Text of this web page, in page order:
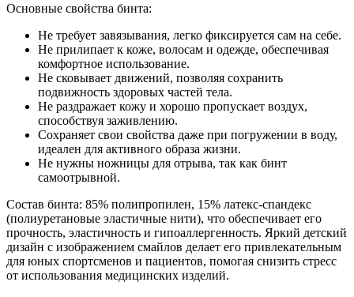
Основные свойства бинта:
Не требует завязывания, легко фиксируется сам на себе.
Не прилипает к коже, волосам и одежде, обеспечивая
комфортное использование.
Не сковывает движений, позволяя сохранить
подвижность здоровых частей тела.
Не раздражает кожу и хорошо пропускает воздух,
способствуя заживлению.
Сохраняет свои свойства даже при погружении в воду,
идеален для активного образа жизни.
Не нужны ножницы для отрыва, так как бинт
самоотрывной.
Состав бинта: 85% полипропилен, 15% латекс-спандекс
(полиуретановые эластичные нити), что обеспечивает его
прочность, эластичность и гипоаллергенность. Яркий детский
дизайн с изображением смайлов делает его привлекательным
для юных спортсменов и пациентов, помогая снизить стресс
от использования медицинских изделий.